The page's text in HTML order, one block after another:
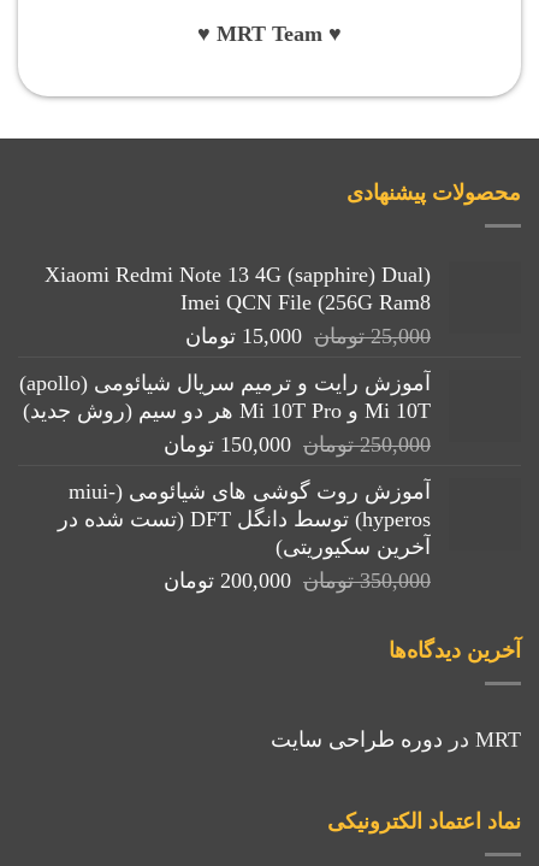
♥ MRT Team ♥
محصولات پیشنهادی
(Xiaomi Redmi Note 13 4G (sapphire) Dual
Imei QCN File (256G Ram8
25,000 تومان قیمت
25,000 تومان
بود.
15,000 تومان
15,000 تومان.
آموزش رایت و ترمیم سریال شیائومی (apollo)
Mi 10T و Mi 10T Pro هر دو سیم (روش جدید)
250,000 تومان قیمت
250,000 تومان
بود.
150,000 تومان
150,000 تومان.آموزش روت گوشی های شیائومی (miui-
hyperos) توسط دانگل DFT (تست شده در
آخرین سکیوریتی)
350,000 تومان قیمت
200,000 تومان
آخرین دیدگاه‌ها
MRT در دوره طراحی سایت
نماد اعتماد الکترونیکی